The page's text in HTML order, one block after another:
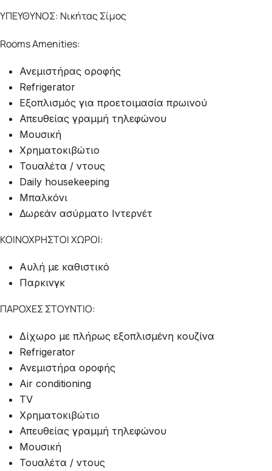
ΥΠΕΥΘΥΝΟΣ: Νικήτας Σίμος
Rooms Amenities:
Ανεμιστήρας οροφής
Refrigerator
Εξοπλισμός για προετοιμασία πρωινού
Απευθείας γραμμή τηλεφώνου
Μουσική
Χρηματοκιβώτιο
Τουαλέτα / ντους
Daily housekeeping
Μπαλκόνι
Δωρεάν ασύρματο Ιντερνέτ
ΚΟΙΝΟΧΡΗΣΤΟΙ ΧΩΡΟΙ:
Αυλή με καθιστικό
Παρκινγκ
ΠΑΡΟΧΕΣ ΣΤΟΥΝΤΙΟ:
Δίχωρο με πλήρως εξοπλισμένη κουζίνα
Refrigerator
Ανεμιστήρα οροφής
Air conditioning
TV
Χρηματοκιβώτιο
Απευθείας γραμμή τηλεφώνου
Μουσική
Τουαλέτα / ντους